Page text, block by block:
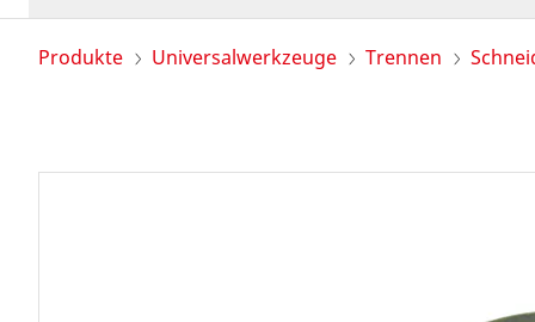
Produkte Universalwerkzeuge Trennen